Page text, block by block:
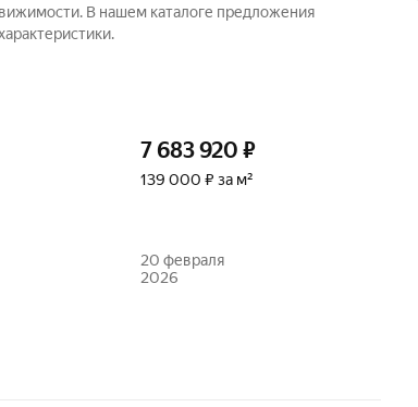
В нашем каталоге предложения
7 683 920 ₽
139 000 ₽ за м²
20 февраля
2026